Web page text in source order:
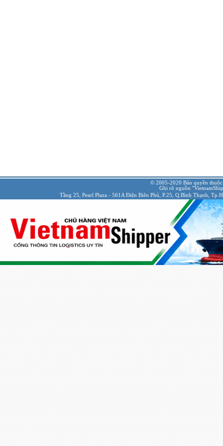
© 2005-2020 Bản quyền
Ghi rõ nguồn
Tầng 25, Pearl Plaza - 561A Điện Biên Phủ, P.25, Q.Bình Thạnh,